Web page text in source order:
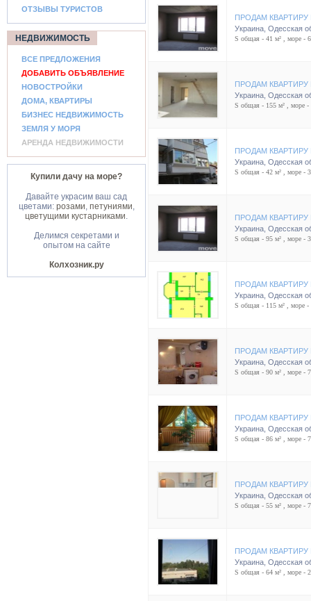
ОТЗЫВЫ ТУРИСТОВ
НЕДВИЖИМОСТЬ
ВСЕ ПРЕДЛОЖЕНИЯ
ДОБАВИТЬ ОБЪЯВЛЕНИЕ
НОВОСТРОЙКИ
ДОМА, КВАРТИРЫ
БИЗНЕС НЕДВИЖИМОСТЬ
ЗЕМЛЯ У МОРЯ
АРЕНДА НЕДВИЖИМОСТИ
Купили дачу на море?
Давайте украсим ваш сад
цветами: розами, петуниями,
цветущими кустарниками.
Делимся секретами и
опытом на сайте
Колхозник.ру
ПРОДАМ КВАРТИРУ
Украина Одесская
S общая - 41 м² , море -
ПРОДАМ КВАРТИРУ
Украина Одесская
S общая - 155 м² , море -
ПРОДАМ КВАРТИРУ
Украина Одесская
S общая - 42 м² , море -
ПРОДАМ КВАРТИРУ
Украина Одесская
S общая - 95 м² , море -
ПРОДАМ КВАРТИРУ
Украина Одесская
S общая - 115 м² , море -
ПРОДАМ КВАРТИРУ
Украина Одесская
S общая - 90 м² , море -
ПРОДАМ КВАРТИРУ
Украина Одесская
S общая - 86 м² , море -
ПРОДАМ КВАРТИРУ
Украина Одесская
S общая - 55 м² , море -
ПРОДАМ КВАРТИРУ
Украина Одесская
S общая - 64 м² , море -